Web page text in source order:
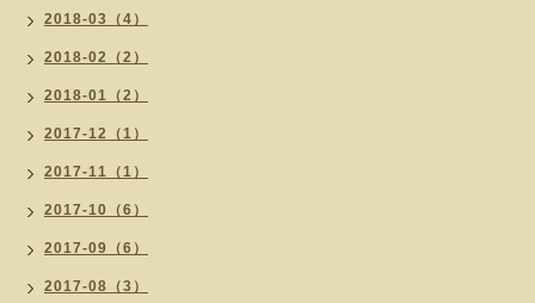
2018-03（4）
2018-02（2）
2018-01（2）
2017-12（1）
2017-11（1）
2017-10（6）
2017-09（6）
2017-08（3）